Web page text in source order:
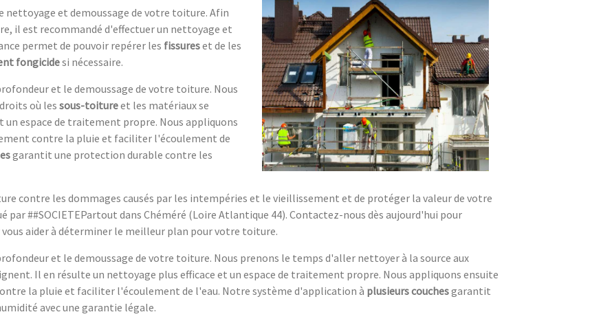
nettoyage et demoussage de votre toiture. Afin
il est recommandé d'effectuer un nettoyage et
permet de pouvoir repérer les fissureset de les
fongicidesi nécessaire.
et le demoussage de votre toiture. Nous
où lessous-toitureet les matériaux se
espace de traitement propre. Nous appliquons
contre la pluie et faciliter l'écoulement de
garantit une protection durable contre les
contre les dommages causés par les intempéries et le vieillissement et de protéger la valeur de votre
##SOCIETEPartout dans Chéméré (Loire Atlantique 44). Contactez-nous dès aujourd'hui pour
aider à déterminer le meilleur plan pour votre toiture.
et le demoussage de votre toiture. Nous prenons le temps d'aller nettoyer à la source aux
Il en résulte un nettoyage plus efficace et un espace de traitement propre. Nous appliquons ensuite
la pluie et faciliter l'écoulement de l'eau. Notre système d'application à plusieurs couchesgarantit
avec une garantie légale.